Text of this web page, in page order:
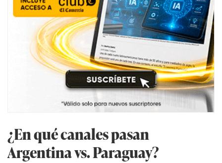
¿En qué canales pasan
Argentina vs. Paraguay?